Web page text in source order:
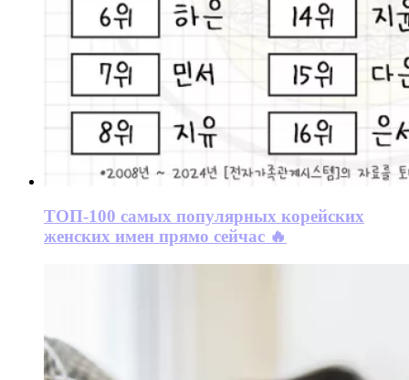
ТОП-100 самых популярных корейских
женских имен прямо сейчас 🔥